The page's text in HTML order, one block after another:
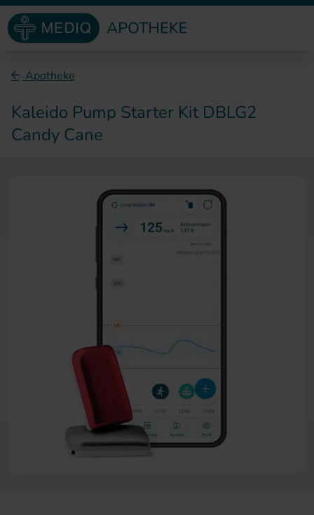
Direkt zum Inhalt
Apotheke
Kaleido Pump Starter Kit DBLG2
Candy Cane